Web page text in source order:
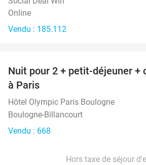
Online
Vendu : 185.112
Nuit pour 2 + petit-déjeuner +
à Paris
Hôtel Olympic Paris Boulogne
Boulogne-Billancourt
Vendu : 668
Hors taxe de séjour